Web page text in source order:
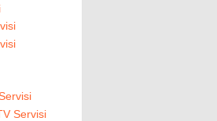
Servisi